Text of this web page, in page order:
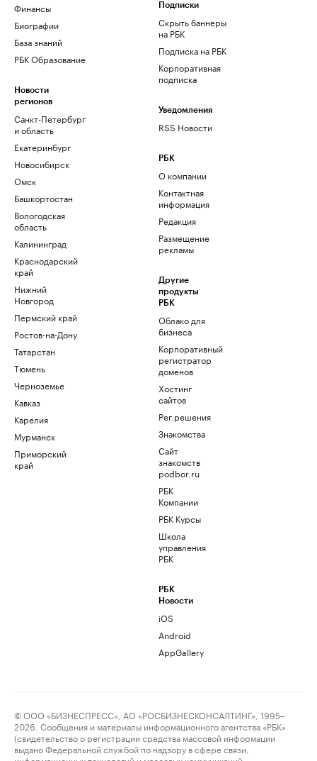
Финансы
Биографии
База знаний
РБК Образование
Новости
регионов
Санкт-Петербург
и область
Екатеринбург
Новосибирск
Омск
Башкортостан
Вологодская
область
Калининград
Краснодарский
край
Нижний
Новгород
Пермский край
Ростов-на-Дону
Татарстан
Тюмень
Черноземье
Кавказ
Карелия
Мурманск
Приморский
край
Подписки
Скрыть баннеры
на РБК
Подписка на РБК
Корпоративная
подписка
Уведомления
RSS Новости
РБК
О компании
Контактная
информация
Редакция
Размещение
рекламы
Другие
продукты
РБК
Облако для
бизнеса
Корпоративный
регистратор
доменов
Хостинг
сайтов
Рег.решения
Знакомства
Сайт
знакомств
podbor.ru
РБК
Компании
РБК Курсы
Школа
управления
РБК
РБК
Новости
iOS
Android
AppGallery
© ООО «БИЗНЕСПРЕСС», АО «РОСБИЗНЕСКОНСАЛТИНГ», 1995–
2026. Сообщения и материалы информационного агентства «РБК»
(свидетельство о регистрации средства массовой информации
выдано Федеральной службой по надзору в сфере связи,